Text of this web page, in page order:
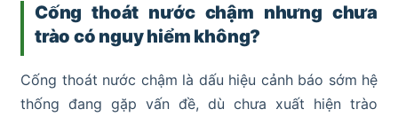
Cống thoát nước chậm nhưng chưa
trào có nguy hiểm không?
Cống thoát nước chậm là dấu hiệu cảnh báo sớm hệ
thống đang gặp vấn đề, dù chưa xuất hiện trào